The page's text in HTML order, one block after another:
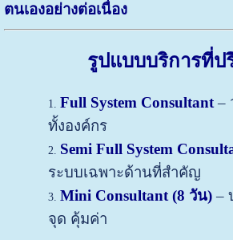
ตนเองอย่างต่อเนื่อง
รูปแบบบริการที่ป
Full System Consultant –
ทั้งองค์กร
Semi Full System
ระบบเฉพาะด้านที่สำคัญ
Mini Consultant (8 วัน) –
จุด คุ้มค่า